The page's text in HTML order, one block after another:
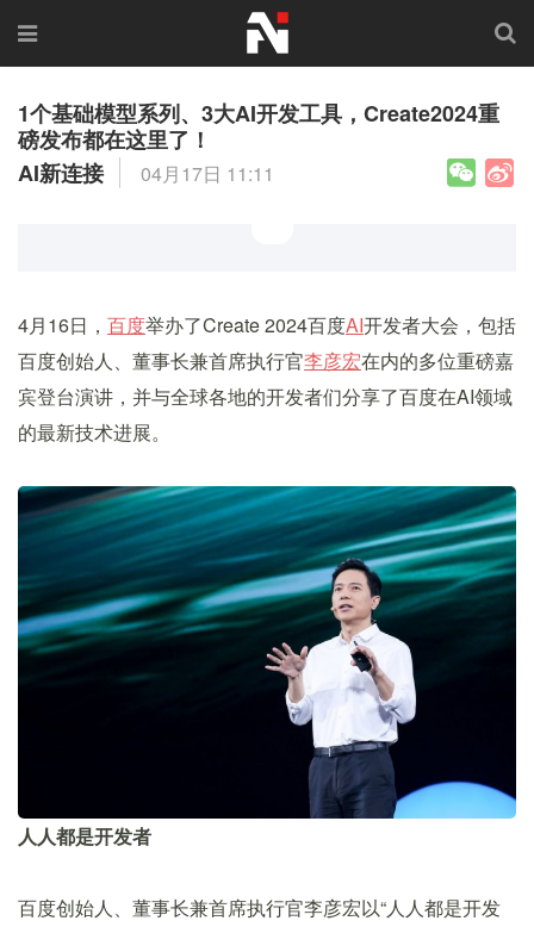
1个基础模型系列、3大AI开发工具，Create2024重
磅发布都在这里了！
AI新连接
04月17日 11:11
4月16日， 百度举办了Create 2024百度AI开发者大会，包括
百度创始人、董事长兼首席执行官李彦宏在内的多位重磅嘉
宾登台演讲，并与全球各地的开发者们分享了百度在AI领域
的最新技术进展。
人人都是开发者
百度创始人、董事长兼首席执行官李彦宏以“人人都是开发